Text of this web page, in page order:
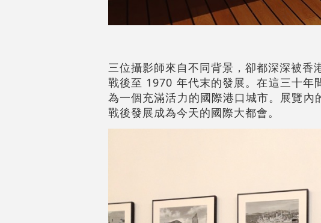
三位攝影師來自不同背景，卻都深深被
戰後至 1970 年代末的發展。在這三十年
為一個充滿活力的國際港口城市。展覽
戰後發展成為今天的國際大都會。